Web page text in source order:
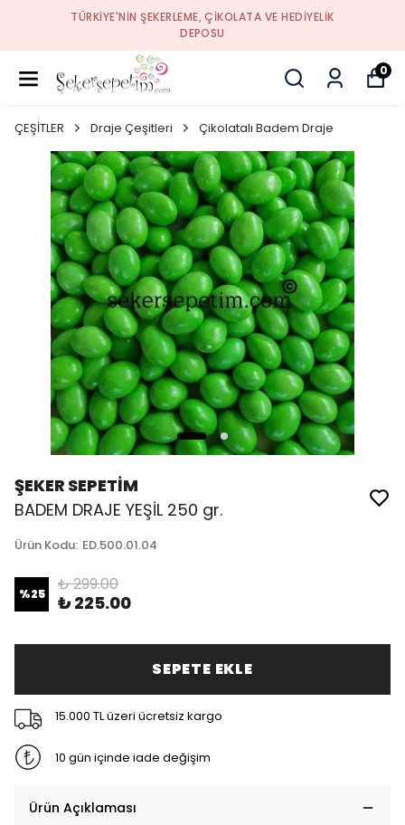
TÜRKIYE'NIN ŞEKERLEME, ÇIKOLATA VE HEDIYELIK
DEPOSU
0
ÇEŞİTLER Draje Çeşitleri Çikolatalı Badem Draje
ŞEKER SEPETİM
BADEM DRAJE YEŞİL 250 gr.
Ürün Kodu: ED.500.01.04
%25 ₺ 299.00
₺ 225.00
SEPETE EKLE
15.000 TL üzeri ücretsiz kargo
10 gün içinde iade değişim
Ürün Açıklaması